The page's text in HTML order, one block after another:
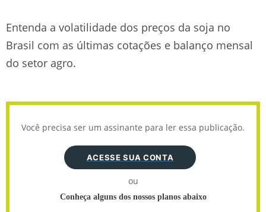
Entenda a volatilidade dos preços da soja no
Brasil com as últimas cotações e balanço mensal
do setor agro.
Você precisa ser um assinante para ler essa publicação.
ACESSE SUA CONTA
ou
Conheça alguns dos nossos planos abaixo